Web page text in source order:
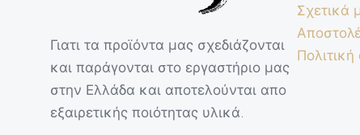
Γιατι τα προϊόντα μας σχεδιάζονται
και παράγονται στο εργαστήριο μας
στην Ελλάδα και αποτελούνται απο
εξαιρετικής ποιότητας υλικά.
Σχετικά